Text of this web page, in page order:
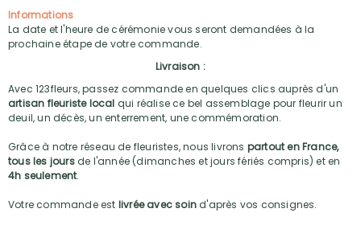
Informations
La date et l'heure de cérémonie vous seront demandées à la
prochaine étape de votre commande.
Livraison :
Avec 123fleurs, passez commande en quelques clics auprès d'un
artisan fleuriste local qui réalise ce bel assemblage pour fleurir un
deuil, un décès, un enterrement, une commémoration.
Grâce à notre réseau de fleuristes, nous livrons partout en France,
tous les joursde l'année (dimanches et jours fériés compris) et en
4h seulement.
Votre commande est livrée avec soind'après vos consignes.